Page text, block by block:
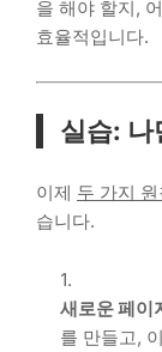
을 해야 할지,
효율적입니다.
실습: 나
이제 두 가지
습니다.
새로운 페이
를 만들고,